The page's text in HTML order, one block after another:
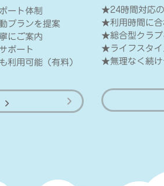
ート体制
プランを提案
にご案内
ポート
利用可能（有料）
★24時間対応
★利用時間に合
★総合型クラブ
★ライフスタイ
★無理なく続け